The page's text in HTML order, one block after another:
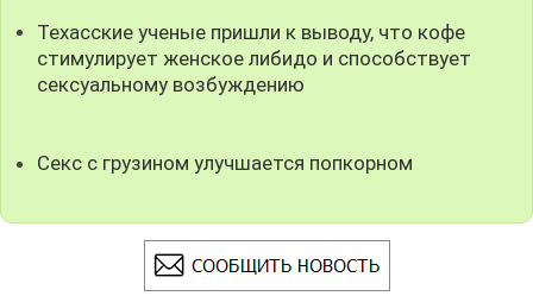
Техасские ученые пришли к выводу, что кофе
стимулирует женское либидо и способствует
сексуальному возбуждению
Секс с грузином улучшается попкорном